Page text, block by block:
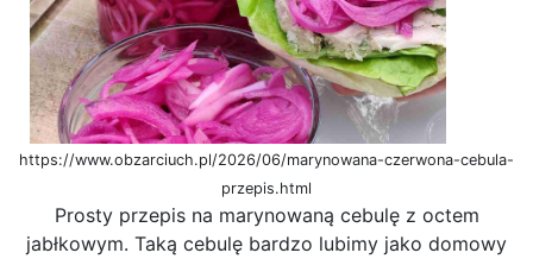
https://www.obzarciuch.pl/2026/06/marynowana-czerwona-cebula-
przepis.html
Prosty przepis na marynowaną cebulę z octem
jabłkowym. Taką cebulę bardzo lubimy jako domowy